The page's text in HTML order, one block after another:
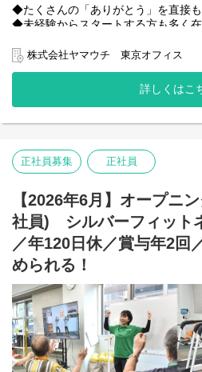
◆たくさんの「ありがとう」を直接も
◆未経験からスタートする方も多く在
◆着実にキャリアアップできる！
◆働く本人と、その家族も大切にする
・店舗管理業務(勤務表作成・数値管
接 等)
・ご利用者様への介護予防運動の指導
・入浴介助
・通所者および通所希望者との相談
・ケアマネージャーとの連携
・ご利用者様の個別計画書作成およ
・館内清掃、設備メンテナンス
・その他店舗運営業務 など
複数名に対してのグループレッスン
1対1の個別指導（機能訓練、マシン
【1日の流れ】
▽お迎え：ワゴン車で決まったルート
自宅までお迎え。
株式会社ヤマウチ 東京オフィス
詳しくはこ
正社員募集 正社員
【2026年6月】オープニ
社員) シルバーフィット
／年120日休／賞与年2回
められる！